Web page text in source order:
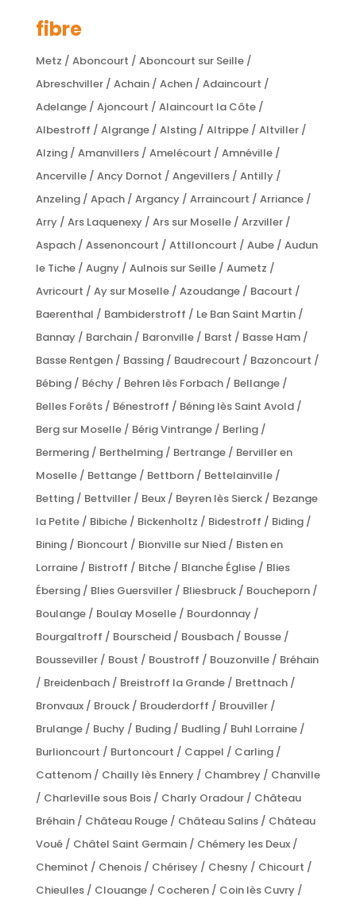
fibre
Metz / Aboncourt / Aboncourt sur Seille /
Abreschviller / Achain / Achen / Adaincourt /
Adelange / Ajoncourt / Alaincourt la Côte /
Albestroff / Algrange / Alsting / Altrippe / Altviller /
Alzing / Amanvillers / Amelécourt / Amnéville /
Ancerville / Ancy Dornot / Angevillers / Antilly /
Anzeling / Apach / Argancy / Arraincourt / Arriance /
Arry / Ars Laquenexy / Ars sur Moselle / Arzviller /
Aspach / Assenoncourt / Attilloncourt / Aube / Audun
le Tiche / Augny / Aulnois sur Seille / Aumetz /
Avricourt / Ay sur Moselle / Azoudange / Bacourt /
Baerenthal / Bambiderstroff / Le Ban Saint Martin /
Bannay / Barchain / Baronville / Barst / Basse Ham /
Basse Rentgen / Bassing / Baudrecourt / Bazoncourt /
Bébing / Béchy / Behren lès Forbach / Bellange /
Belles Forêts / Bénestroff / Béning lès Saint Avold /
Berg sur Moselle / Bérig Vintrange / Berling /
Bermering / Berthelming / Bertrange / Berviller en
Moselle / Bettange / Bettborn / Bettelainville /
Betting / Bettviller / Beux / Beyren lès Sierck / Bezange
la Petite / Bibiche / Bickenholtz / Bidestroff / Biding /
Bining / Bioncourt / Bionville sur Nied / Bisten en
Lorraine / Bistroff / Bitche / Blanche Église / Blies
Ébersing / Blies Guersviller / Bliesbruck / Boucheporn /
Boulange / Boulay Moselle / Bourdonnay /
Bourgaltroff / Bourscheid / Bousbach / Bousse /
Bousseviller / Boust / Boustroff / Bouzonville / Bréhain
/ Breidenbach / Breistroff la Grande / Brettnach /
Bronvaux / Brouck / Brouderdorff / Brouviller /
Brulange / Buchy / Buding / Budling / Buhl Lorraine /
Burlioncourt / Burtoncourt / Cappel / Carling /
Cattenom / Chailly lès Ennery / Chambrey / Chanville
/ Charleville sous Bois / Charly Oradour / Château
Bréhain / Château Rouge / Château Salins / Château
Voué / Châtel Saint Germain / Chémery les Deux /
Cheminot / Chenois / Chérisey / Chesny / Chicourt /
Chieulles / Clouange / Cocheren / Coin lès Cuvry /